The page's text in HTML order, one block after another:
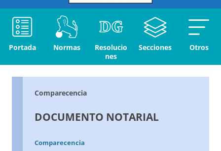
Portada Normas
Resolucio
nes
Secciones Otros
Comparecencia
DOCUMENTO NOTARIAL
Comparecencia